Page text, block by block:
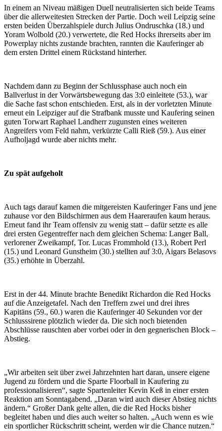
In einem an Niveau mäßigen Duell neutralisierten sich beide Teams
über die allerweitesten Strecken der Partie. Doch weil Leipzig seine
ersten beiden Überzahlspiele durch Julius Ondruschka (18.) und
Yoram Wolbold (20.) verwertete, die Red Hocks ihrerseits aber im
Powerplay nichts zustande brachten, rannten die Kauferinger ab
dem ersten Drittel einem Rückstand hinterher.
Nachdem dann zu Beginn der Schlussphase auch noch ein
Ballverlust in der Vorwärtsbewegung das 3:0 einleitete (53.), war
die Sache fast schon entschieden. Erst, als in der vorletzten Minute
erneut ein Leipziger auf die Strafbank musste und Kaufering seinen
guten Torwart Raphael Landherr zugunsten eines weiteren
Angreifers vom Feld nahm, verkürzte Calli Rieß (59.). Aus einer
Aufholjagd wurde aber nichts mehr.
Zu spät aufgeholt
Auch tags darauf kamen die mitgereisten Kauferinger Fans und jene
zuhause vor den Bildschirmen aus dem Haareraufen kaum heraus.
Erneut fand ihr Team offensiv zu wenig statt – dafür setzte es alle
drei ersten Gegentreffer nach dem gleichen Schema: Langer Ball,
verlorener Zweikampf, Tor. Lucas Frommhold (13.), Robert Perl
(15.) und Leonard Gunstheim (30.) stellten auf 3:0, Aigars Belasovs
(35.) erhöhte in Überzahl.
Erst in der 44. Minute brachte Benedikt Richardon die Red Hocks
auf die Anzeigetafel. Nach den Treffern zwei und drei ihres
Kapitäns (59., 60.) waren die Kauferinger 40 Sekunden vor der
Schlusssirene plötzlich wieder da. Die sich noch bietenden
Abschlüsse rauschten aber vorbei oder in den gegnerischen Block –
Abstieg.
„Wir arbeiten seit über zwei Jahrzehnten hart daran, unsere eigene
Jugend zu fördern und die Sparte Floorball in Kaufering zu
professionalisieren“, sagte Spartenleiter Kevin Keß in einer ersten
Reaktion am Sonntagabend. „Daran wird auch dieser Abstieg nichts
ändern.“ Großer Dank gelte allen, die die Red Hocks bisher
begleitet haben und dies auch weiter so halten. „Auch wenn es wie
ein sportlicher Rückschritt scheint, werden wir die Chance nutzen.“